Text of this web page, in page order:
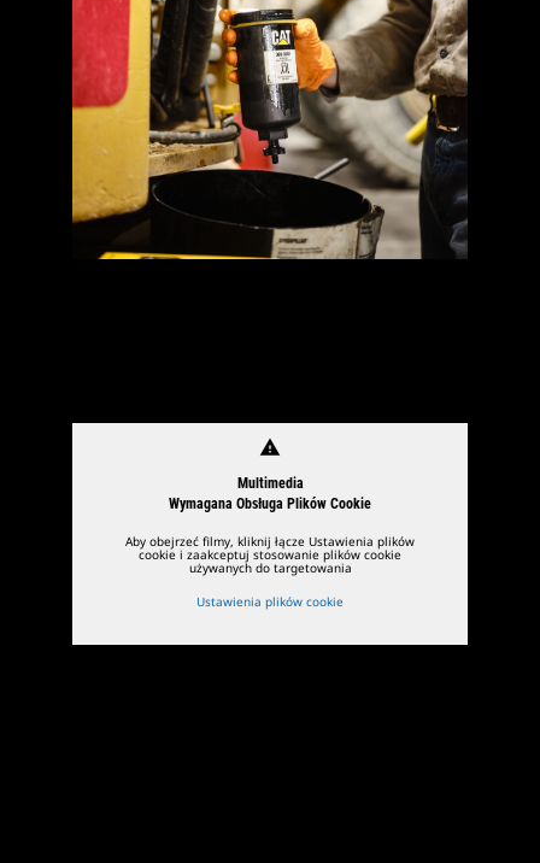
warning
Multimedia
Wymagana Obsługa Plików Cookie
Aby obejrzeć filmy, kliknij łącze Ustawienia plików
cookie i zaakceptuj stosowanie plików cookie
używanych do targetowania
Ustawienia plików cookie